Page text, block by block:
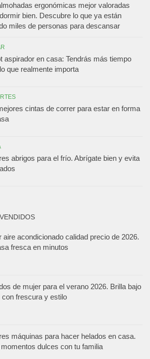
ergonómicas mejor valoradas
bien. Descubre lo que ya están
miles de personas para descansar
aspirador en casa: Tendrás más tiempo
que realmente importa
cintas de correr para estar en forma
abrigos para el frío. Abrígate bien y evita
aire acondicionado calidad precio de 2026.
fresca en minutos
de mujer para el verano 2026. Brilla bajo
con frescura y estilo
máquinas para hacer helados en casa.
dulces con tu familia